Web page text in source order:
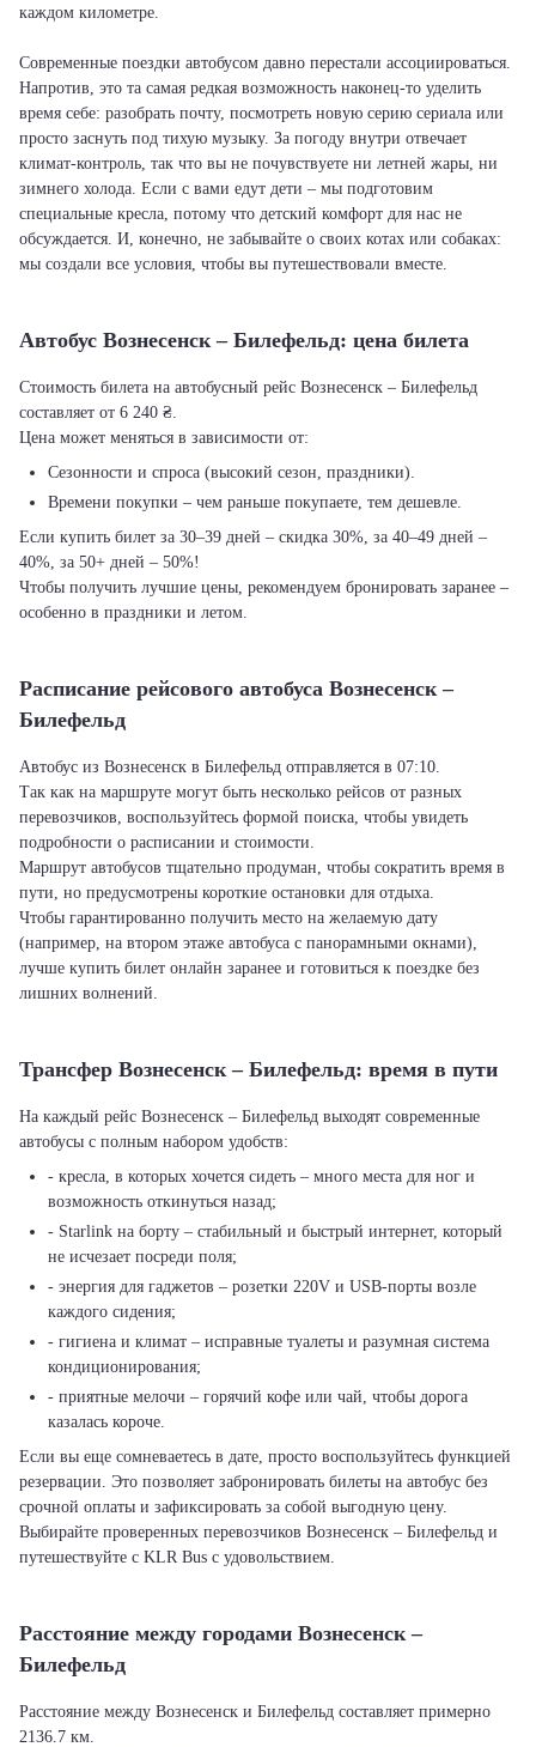
каждом километре.
Современные поездки автобусом давно перестали ассоциироваться.
Напротив, это та самая редкая возможность наконец-то уделить
время себе: разобрать почту, посмотреть новую серию сериала или
просто заснуть под тихую музыку. За погоду внутри отвечает
климат-контроль, так что вы не почувствуете ни летней жары, ни
зимнего холода. Если с вами едут дети – мы подготовим
специальные кресла, потому что детский комфорт для нас не
обсуждается. И, конечно, не забывайте о своих котах или собаках:
мы создали все условия, чтобы вы путешествовали вместе.
Автобус Вознесенск – Билефельд: цена билета
Стоимость билета на автобусный рейс Вознесенск – Билефельд
составляет от 6 240 ₴.
Цена может меняться в зависимости от:
Сезонности и спроса (высокий сезон, праздники).
Времени покупки – чем раньше покупаете, тем дешевле.
Если купить билет за 30–39 дней – скидка 30%, за 40–49 дней –
40%, за 50+ дней – 50%!
Чтобы получить лучшие цены, рекомендуем бронировать заранее –
особенно в праздники и летом.
Расписание рейсового автобуса Вознесенск –
Билефельд
Автобус из Вознесенск в Билефельд отправляется в 07:10.
Так как на маршруте могут быть несколько рейсов от разных
перевозчиков, воспользуйтесь формой поиска, чтобы увидеть
подробности о расписании и стоимости.
Маршрут автобусов тщательно продуман, чтобы сократить время в
пути, но предусмотрены короткие остановки для отдыха.
Чтобы гарантированно получить место на желаемую дату
(например, на втором этаже автобуса с панорамными окнами),
лучше купить билет онлайн заранее и готовиться к поездке без
лишних волнений.
Трансфер Вознесенск – Билефельд: время в пути
На каждый рейс Вознесенск – Билефельд выходят современные
автобусы с полным набором удобств:
- кресла, в которых хочется сидеть – много места для ног и
возможность откинуться назад;
- Starlink на борту – стабильный и быстрый интернет, который
не исчезает посреди поля;
- энергия для гаджетов – розетки 220V и USB-порты возле
каждого сидения;
- гигиена и климат – исправные туалеты и разумная система
кондиционирования;
- приятные мелочи – горячий кофе или чай, чтобы дорога
казалась короче.
Если вы еще сомневаетесь в дате, просто воспользуйтесь функцией
резервации. Это позволяет забронировать билеты на автобус без
срочной оплаты и зафиксировать за собой выгодную цену.
Выбирайте проверенных перевозчиков Вознесенск – Билефельд и
путешествуйте с KLR Bus с удовольствием.
Расстояние между городами Вознесенск –
Билефельд
Расстояние между Вознесенск и Билефельд составляет примерно
2136.7 км.